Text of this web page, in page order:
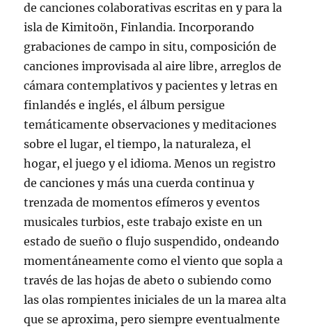
de canciones colaborativas escritas en y para la
isla de Kimitoön, Finlandia. Incorporando
grabaciones de campo in situ, composición de
canciones improvisada al aire libre, arreglos de
cámara contemplativos y pacientes y letras en
finlandés e inglés, el álbum persigue
temáticamente observaciones y meditaciones
sobre el lugar, el tiempo, la naturaleza, el
hogar, el juego y el idioma. Menos un registro
de canciones y más una cuerda continua y
trenzada de momentos efímeros y eventos
musicales turbios, este trabajo existe en un
estado de sueño o flujo suspendido, ondeando
momentáneamente como el viento que sopla a
través de las hojas de abeto o subiendo como
las olas rompientes iniciales de un la marea alta
que se aproxima, pero siempre eventualmente